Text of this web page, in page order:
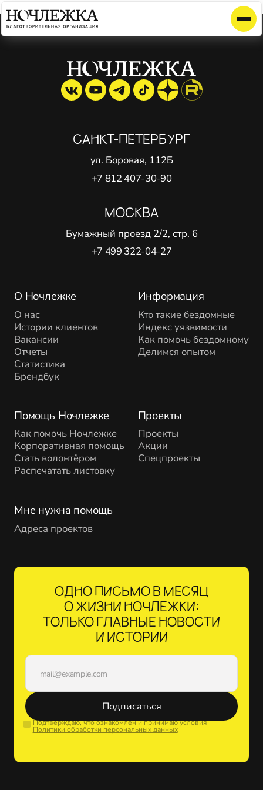
Элемент не найден!
О Ночлежке
О нас
Истории клиентов
Вакансии
Отчеты
Статистика
Брендбук
Помощь Ночлежке
Как помочь Ночлежке
Корпоративная помощь
Стать волонтёром
Распечатать листовку
Проекты
Проекты
Акции
Спецпроекты
Информация
Кто такие бездомные
Индекс уязвимости
Как помочь бездомному
Делимся опытом
Мне нужна помощь
Адреса проектов
САНКТ-ПЕТЕРБУРГ
ул. Боровая, 112Б
+7 812 407-30-90
МОСКВА
Бумажный проезд 2/2, стр. 6
+7 499 322-04-27
ОДНО ПИСЬМО В МЕСЯЦ
О ЖИЗНИ НОЧЛЕЖКИ:
ТОЛЬКО ГЛАВНЫЕ НОВОСТИ
И ИСТОРИИ
Подписаться
Подтверждаю, что ознакомлен и принимаю условия
Политики обработки персональных данных